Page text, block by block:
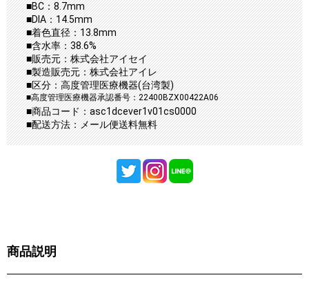
■BC：8.7mm
■DIA：14.5mm
■着色直径：13.8mm
■含水率：38.6%
■販売元：株式会社アイセイ
■製造販売元：株式会社アイレ
■区分：高度管理医療機器(台湾製)
■高度管理医療機器承認番号：22400BZX00422A06
■商品コード：asc1dcever1v01cs0000
■配送方法：メール便送料無料
商品説明